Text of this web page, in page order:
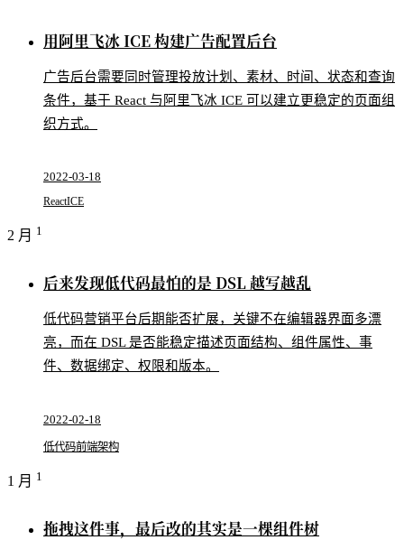
用阿里飞冰 ICE 构建广告配置后台
广告后台需要同时管理投放计划、素材、时间、状态和查询
条件，基于 React 与阿里飞冰 ICE 可以建立更稳定的页面组
织方式。
2022-03-18
ReactICE
2 月 1
后来发现低代码最怕的是 DSL 越写越乱
低代码营销平台后期能否扩展，关键不在编辑器界面多漂
亮，而在 DSL 是否能稳定描述页面结构、组件属性、事
件、数据绑定、权限和版本。
2022-02-18
低代码前端架构
1 月 1
拖拽这件事，最后改的其实是一棵组件树